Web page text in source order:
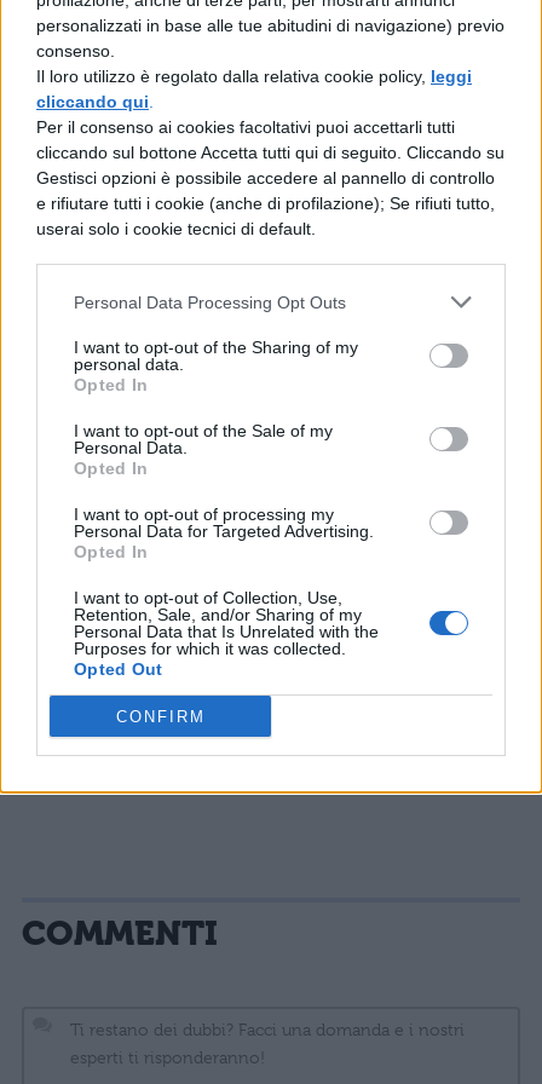
personalizzati in base alle tue abitudini di navigazione) previo
consenso.
Il loro utilizzo è regolato dalla relativa cookie policy, leggi
cliccando qui
Per il consenso ai cookies facoltativi puoi accettarli tutti
cliccando sul bottone Accetta tutti qui di seguito. Cliccando su
Gestisci opzioni è possibile accedere al pannello di controllo
e rifiutare tutti i cookie (anche di profilazione); Se rifiuti tutto,
userai solo i cookie tecnici di default.
Personal Data Processing Opt Outs
I want to opt-out of the Sharing of my
personal data.
Opted In
I want to opt-out of the Sale of my
Personal Data.
Opted In
I want to opt-out of processing my
Personal Data for Targeted Advertising.
Opted In
I want to opt-out of Collection, Use,
Retention, Sale, and/or Sharing of my
Personal Data that Is Unrelated with the
Purposes for which it was collected.
Opted Out
CONFIRM
Quando Sidney aveva circa 16 anni, Roman
trovò Maureen e andò da lei sperando di
poter passare del tempo con lei, ma lei lo
rifiutò dicendogli di non volere aver niente a
che fare con lui. Il rifiuto rese Roman furioso
tanto da indurlo a seguirla scoprendo molti
dei suoi segreti tra cui una relazione con altri
Sidney, Billy. Roman rivelò tutto a Billy
persuadendolo a uccidere Maureen, facendo
ricadere la colpa su Cotton. Con l’aiuto del
suo migliore amico Stu, Billy seguì le
istruzioni, e insieme uccisero la donna.
Sidney, avendo intravisto qualcuno uscire da
casa sua che indossava la giacca di Cotton
Weary, testimoniò contro l’uomo, ritenuto
quindi colpevole e condannato a morte. Nel
corso degli altri film, Billy e Stu continuano
con i loro omicidi fino a quando non
vengono scoperti dalla giornalista Gale
COMMENTI